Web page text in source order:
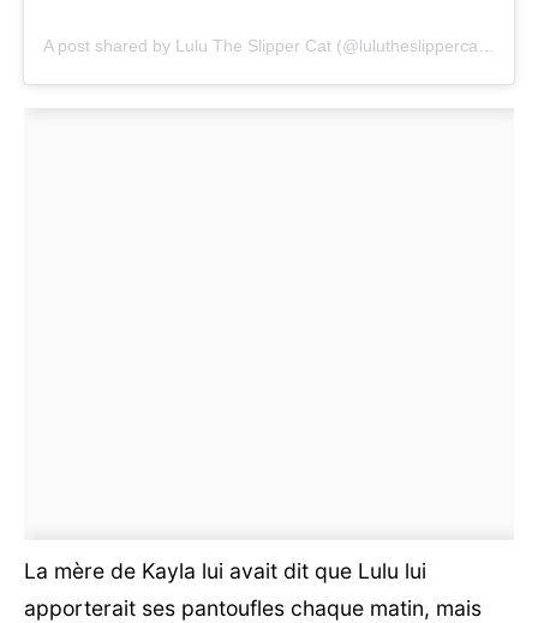
A post shared by Lulu The Slipper Cat (@lulutheslippercat)on
La mère de Kayla lui avait dit que Lulu lui
apporterait ses pantoufles chaque matin, mais